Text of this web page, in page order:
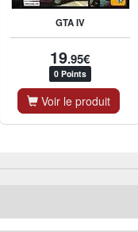
GTA IV
19.95€
0 Points
Voir le produit